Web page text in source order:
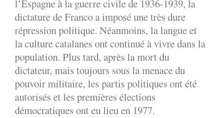
l’Espagne à la guerre civile de 1936-1939, la
dictature de Franco a imposé une très dure
répression politique. Néanmoins, la langue et
la culture catalanes ont continué à vivre dans la
population. Plus tard, après la mort du
dictateur, mais toujours sous la menace du
pouvoir militaire, les partis politiques ont été
autorisés et les premières élections
démocratiques ont eu lieu en 1977.